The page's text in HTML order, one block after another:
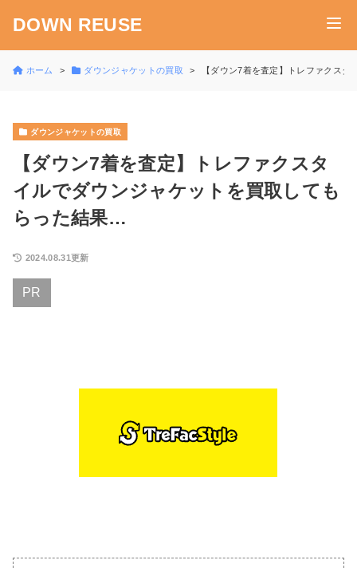
DOWN REUSE
ホーム ダウンジャケットの買取 【ダウン7着を査定】トレファクス
ダウンジャケットの買取
【ダウン7着を査定】トレファクスタ
イルでダウンジャケットを買取しても
らった結果…
2024.08.31更新
PR